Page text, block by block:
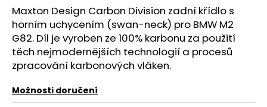
Maxton Design Carbon Division zadní křídlo s
horním uchycením (swan-neck) pro BMW M2
G82. Díl je vyroben ze 100% karbonu za použití
těch nejmodernějších technologií a procesů
zpracování karbonových vláken.
Možnosti doručení
REVO
LOGO
SAMOLEPKA
205
Kč